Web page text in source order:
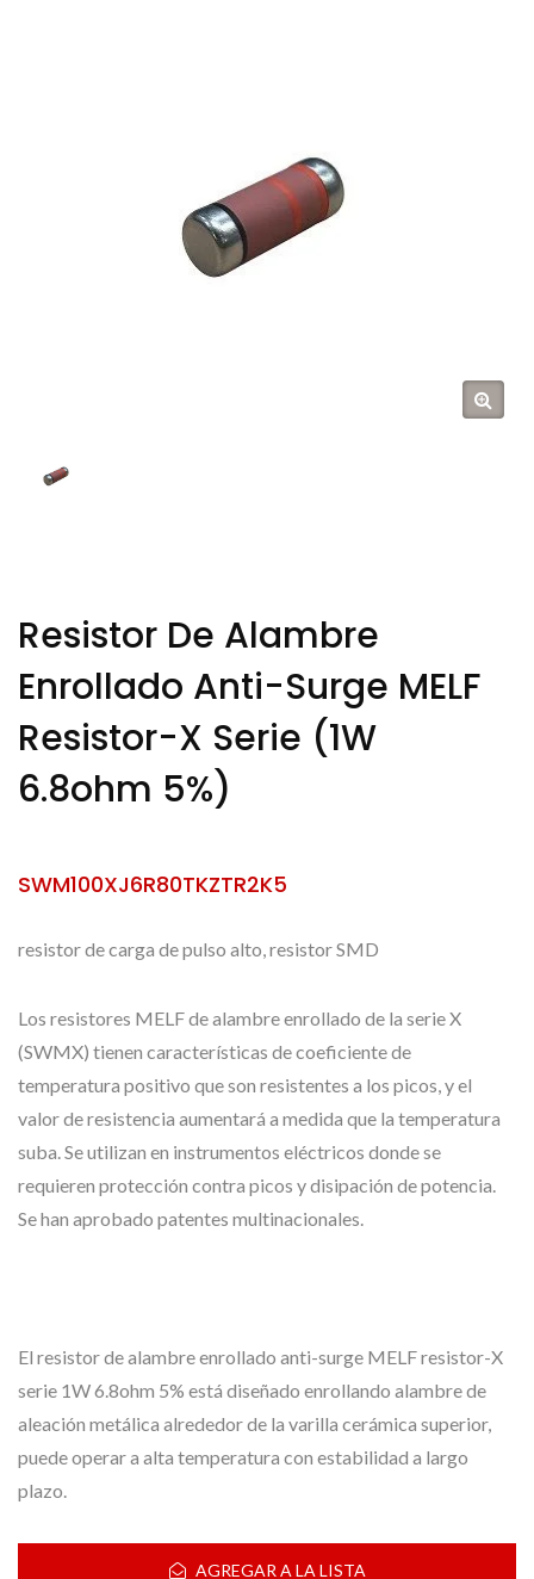
Resistor De Alambre
Enrollado Anti-Surge MELF
Resistor-X Serie (1W
6.8ohm 5%)
SWM100XJ6R80TKZTR2K5
resistor de carga de pulso alto, resistor SMD
Los resistores MELF de alambre enrollado de la serie X
(SWMX) tienen características de coeficiente de
temperatura positivo que son resistentes a los picos, y el
valor de resistencia aumentará a medida que la temperatura
suba. Se utilizan en instrumentos eléctricos donde se
requieren protección contra picos y disipación de potencia.
Se han aprobado patentes multinacionales.
El resistor de alambre enrollado anti-surge MELF resistor-X
serie 1W 6.8ohm 5% está diseñado enrollando alambre de
aleación metálica alrededor de la varilla cerámica superior,
puede operar a alta temperatura con estabilidad a largo
plazo.
AGREGAR A LA LISTA